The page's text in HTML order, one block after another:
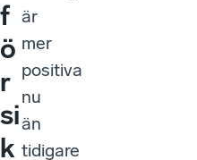
f
ö
r
si
k
är
mer
positiva
nu
än
tidigare